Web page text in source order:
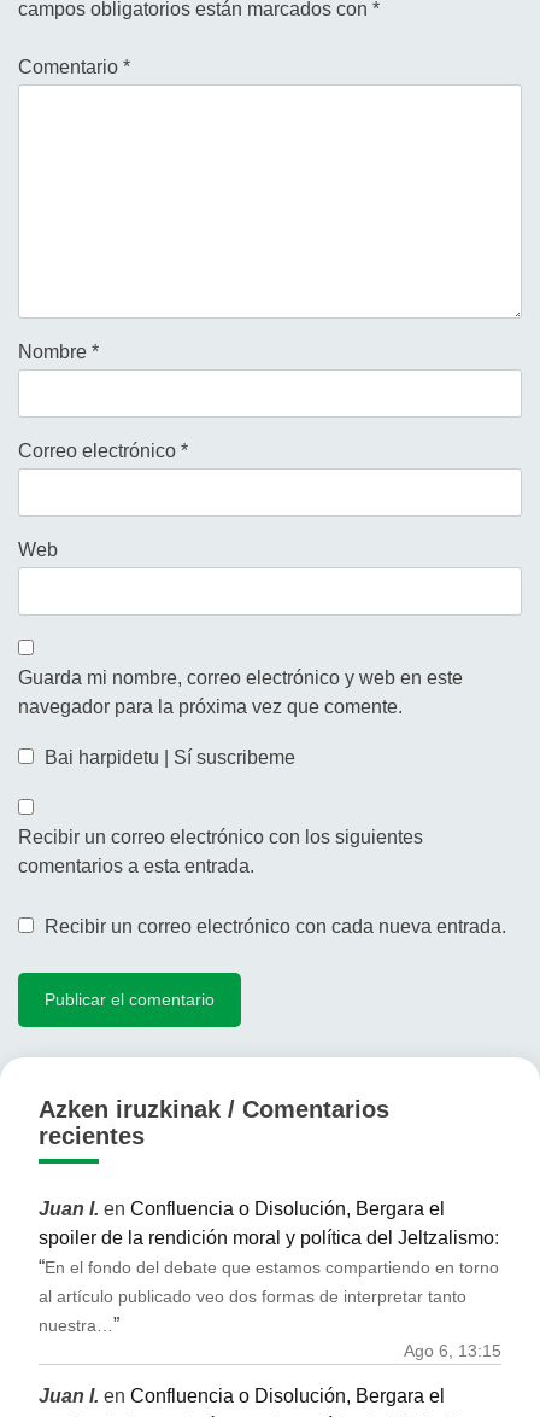
campos obligatorios están marcados con *
Comentario *
Nombre *
Correo electrónico *
Web
Guarda mi nombre, correo electrónico y web en este
navegador para la próxima vez que comente.
Bai harpidetu | Sí suscribeme
Recibir un correo electrónico con los siguientes
comentarios a esta entrada.
Recibir un correo electrónico con cada nueva entrada.
Azken iruzkinak / Comentarios
recientes
Juan I. en Confluencia o Disolución, Bergara el
spoiler de la rendición moral y política del Jeltzalismo:
“En el fondo del debate que estamos compartiendo en torno
al artículo publicado veo dos formas de interpretar tanto
nuestra…”
Ago 6, 13:15
Juan I. en Confluencia o Disolución, Bergara el